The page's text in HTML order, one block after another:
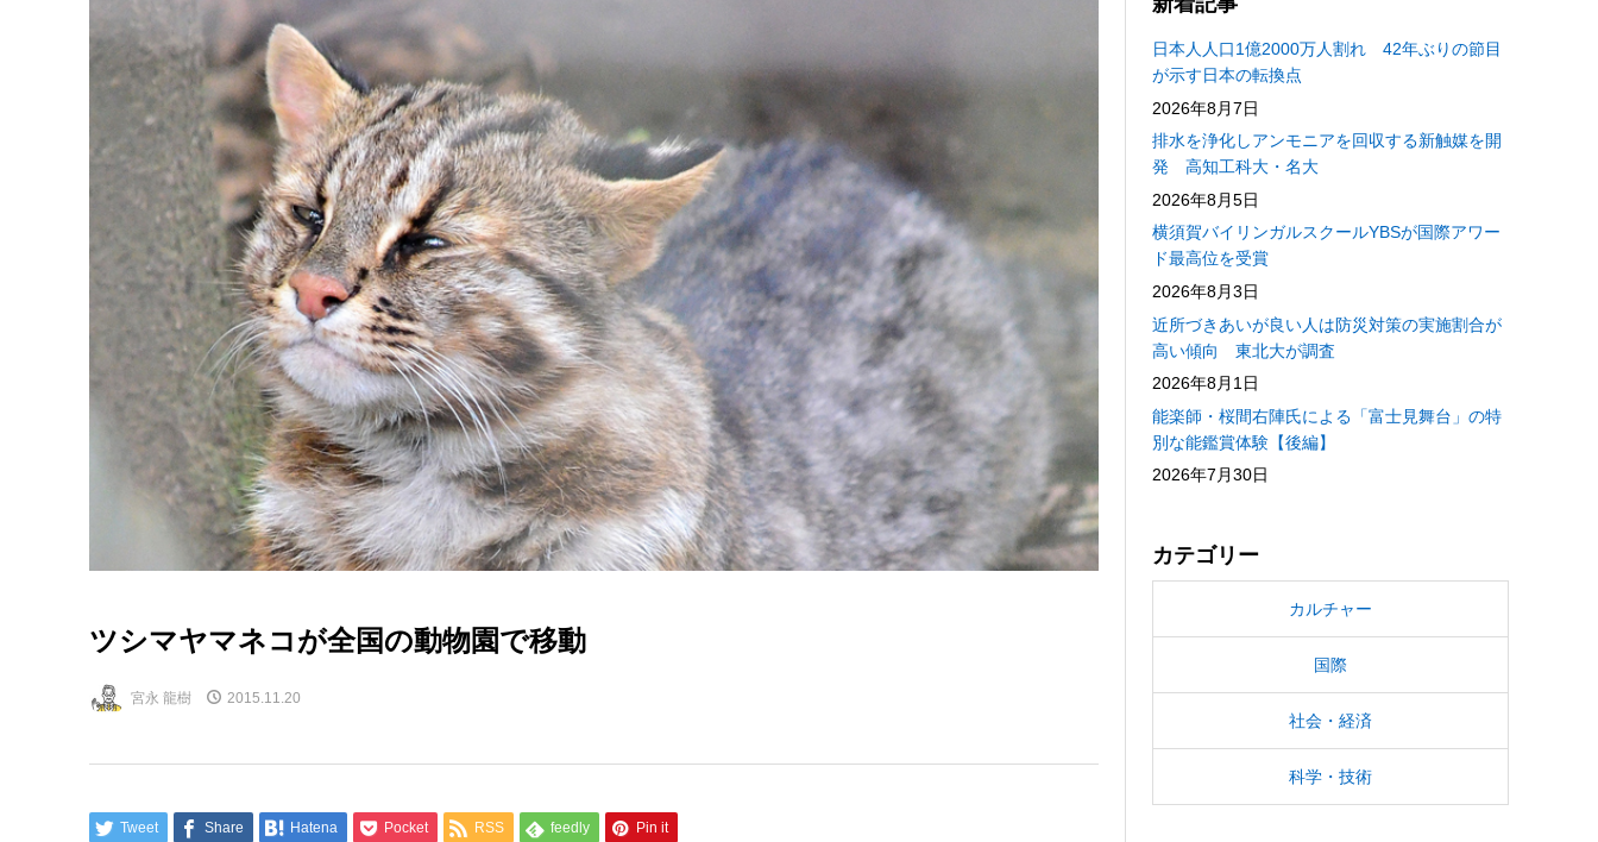
ツシマヤマネコが全国の動物園で移動
宮永 龍樹 2015.11.20
Tweet Share Hatena Pocket RSS feedly Pin it
日本人人口1億2000万人割れ 42年ぶりの節目
が示す日本の転換点
2026年8月7日
排水を浄化しアンモニアを回収する新触媒を開
発 高知工科大・名大
2026年8月5日
横須賀バイリンガルスクールYBSが国際アワー
ド最高位を受賞
2026年8月3日
近所づきあいが良い人は防災対策の実施割合が
高い傾向 東北大が調査
2026年8月1日
能楽師・桜間右陣氏による「富士見舞台」の特
別な能鑑賞体験【後編】
2026年7月30日
カテゴリー
カルチャー
国際
社会・経済
科学・技術